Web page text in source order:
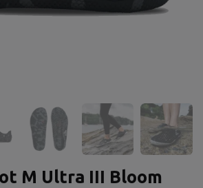
M Ultra III Bloom